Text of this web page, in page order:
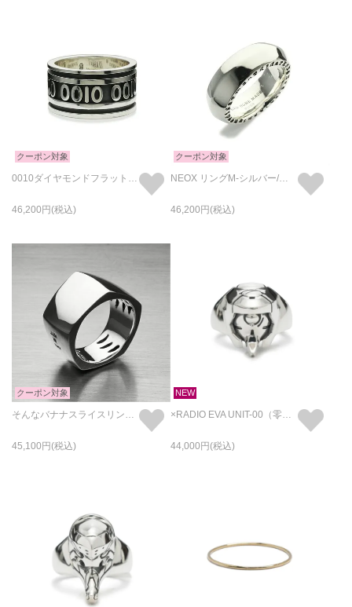
クーポン対象
0010ダイヤモンドフラットリングM/指輪
46,200
クーポン対象
NEOX リングM-シルバー/指輪
46,200
クーポン対象
そんなバナナスライスリングLM-シルバー/指輪
45,100
NEW
×RADIO EVA UNIT-00（零号機） フェイス リング/指輪
44,000